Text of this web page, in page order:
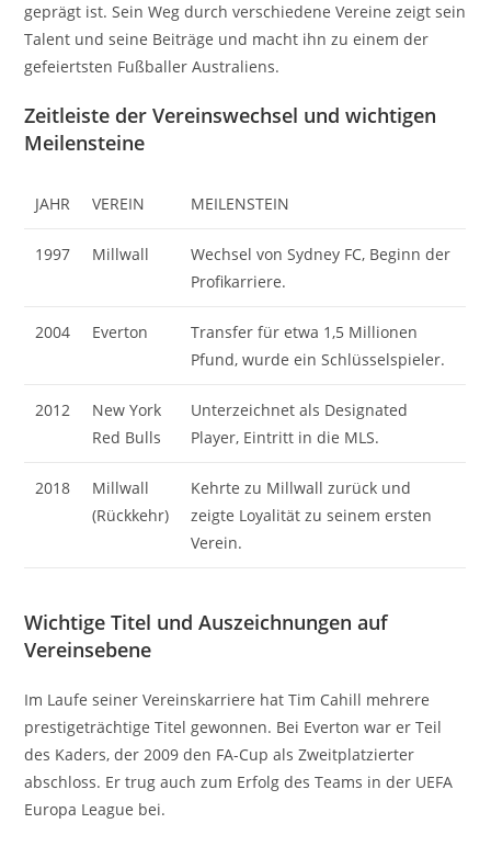
geprägt ist. Sein Weg durch verschiedene Vereine zeigt sein
Talent und seine Beiträge und macht ihn zu einem der
gefeiertsten Fußballer Australiens.
Zeitleiste der Vereinswechsel und wichtigen
Meilensteine
JAHR VEREIN MEILENSTEIN
1997 Millwall
Wechsel von Sydney FC, Beginn der
Profikarriere.
2004 Everton
Transfer für etwa 1,5 Millionen
Pfund, wurde ein Schlüsselspieler.
2012
New York
Red Bulls
Unterzeichnet als Designated
Player, Eintritt in die MLS.
2018
Millwall
(Rückkehr)
Kehrte zu Millwall zurück und
zeigte Loyalität zu seinem ersten
Verein.
Wichtige Titel und Auszeichnungen auf
Vereinsebene
Im Laufe seiner Vereinskarriere hat Tim Cahill mehrere
prestigeträchtige Titel gewonnen. Bei Everton war er Teil
des Kaders, der 2009 den FA-Cup als Zweitplatzierter
abschloss. Er trug auch zum Erfolg des Teams in der UEFA
Europa League bei.